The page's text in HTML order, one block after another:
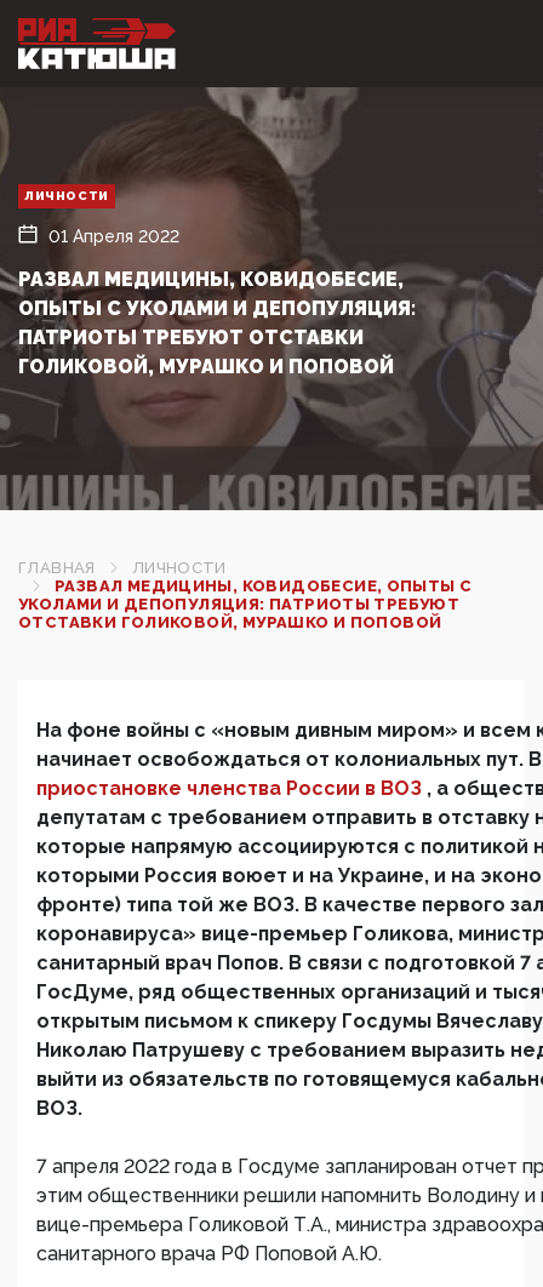
ЛИЧНОСТИ
01 Апреля 2022
РАЗВАЛ МЕДИЦИНЫ, КОВИДОБЕСИЕ,
ОПЫТЫ С УКОЛАМИ И ДЕПОПУЛЯЦИЯ:
ПАТРИОТЫ ТРЕБУЮТ ОТСТАВКИ
ГОЛИКОВОЙ, МУРАШКО И ПОПОВОЙ
ГЛАВНАЯ
ЛИЧНОСТИ
РАЗВАЛ МЕДИЦИНЫ, КОВИДОБЕСИЕ, ОПЫТЫ С
УКОЛАМИ И ДЕПОПУЛЯЦИЯ: ПАТРИОТЫ ТРЕБУЮТ
ОТСТАВКИ ГОЛИКОВОЙ, МУРАШКО И ПОПОВОЙ
На фоне войны с «новым дивным миром» и всем
начинает освобождаться от колониальных пут.
приостановке членства России в ВОЗ , а
депутатам с требованием отправить в
которые напрямую ассоциируются с политикой
которыми Россия воюет и на Украине, и на
фронте) типа той же ВОЗ. В качестве первого
коронавируса» вице-премьер Голикова,
санитарный врач Попов. В связи с подготовкой
ГосДуме, ряд общественных организаций и
открытым письмом к спикеру Госдумы
Николаю Патрушеву с требованием выразить
выйти из обязательств по готовящемуся
ВОЗ.
7 апреля 2022 года в Госдуме запланирован отчет
этим общественники решили напомнить Володину
вице-премьера Голиковой Т.А., министра
санитарного врача РФ Поповой А.Ю.